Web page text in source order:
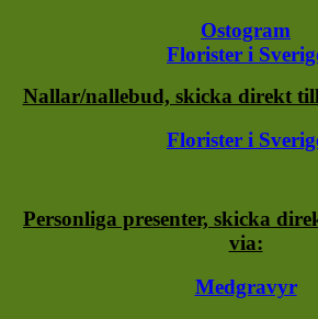
Ostogram
Florister i
Nallar/nallebud, skicka direkt
Florister i
Personliga presenter, skicka
via:
Medgravyr